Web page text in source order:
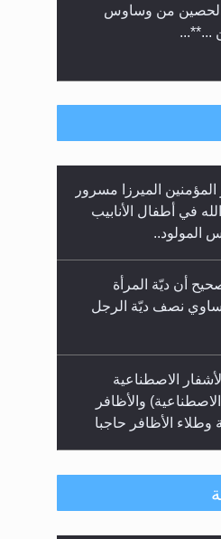
من وساوس
...**...
الجديد...
المسيح الموعود عليه
الميرزا مسرور
في أطفال الأنابيب
المولود..
أن ديّة المرأة
تساوي نصف ديّة الرجل
الاصطناعية
والأظافر
وطلاء الأظافر حاجبا
الزكاة وفق السنة
الهجرية؟